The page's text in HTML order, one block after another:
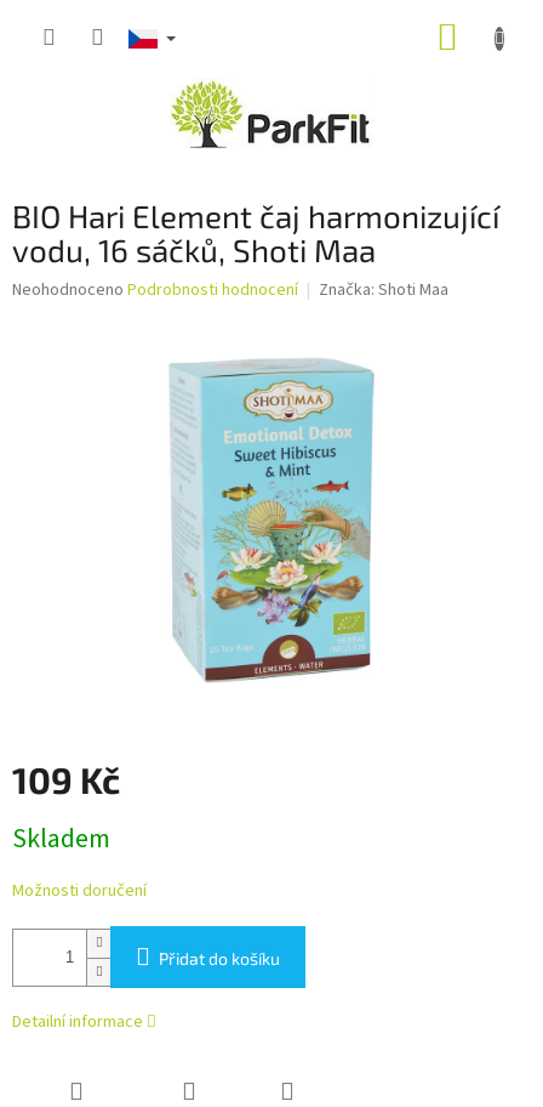
BIO Hari Element čaj harmonizující
vodu, 16 sáčků, Shoti Maa
Průměrné
Neohodnoceno Podrobnosti hodnocení Značka: Shoti Maa
109 Kč
cena:
Skladem
Možnosti doručení
Přidat do košíku
Detailní informace